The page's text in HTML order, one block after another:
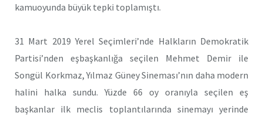
kamuoyunda büyük tepki toplamıştı.
31 Mart 2019 Yerel Seçimleri’nde Halkların Demokratik
Partisi’nden eşbaşkanlığa seçilen Mehmet Demir ile
Songül Korkmaz, Yılmaz Güney Sineması’nın daha modern
halini halka sundu. Yüzde 66 oy oranıyla seçilen eş
başkanlar ilk meclis toplantılarında sinemayı yerinde